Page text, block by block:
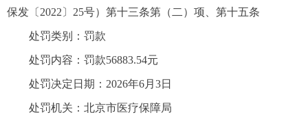
保发〔2022〕25号）第十三条第（二）项、第十五条
处罚类别：罚款
处罚内容：罚款56883.54元
处罚决定日期：2026年6月3日
处罚机关：北京市医疗保障局